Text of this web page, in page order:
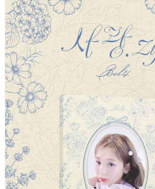
https://aftee.tw/terms/#terms3
３．未成年的使用者請事先徵得法定代理人或監護人
「AFTEE先享後付」，若未經同意申辦者引起之損
任。
４．使用「AFTEE先享後付」時，將依據個別帳號之
時審查核予不同之上限額度；若仍有額度不足之情形
請求用戶進行身份認證。
５．嚴禁一人註冊多個帳號或使用他人資訊註冊。若
恩沛科技股份有限公司將有權停止該用戶之使用額度
付款後門市自取
免運費